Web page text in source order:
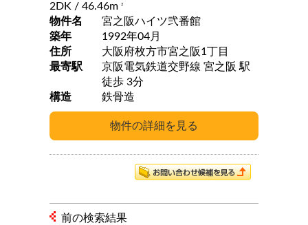
2DK / 46.46m 2
物件名
宮之阪ハイツ弐番館
築年
1992年04月
住所
大阪府枚方市宮之阪1丁目
最寄駅
京阪電気鉄道交野線 宮之阪 駅
徒歩 3分
構造
鉄骨造
前の検索結果